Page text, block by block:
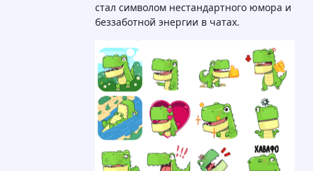
стал символом нестандартного юмора и
беззаботной энергии в чатах.